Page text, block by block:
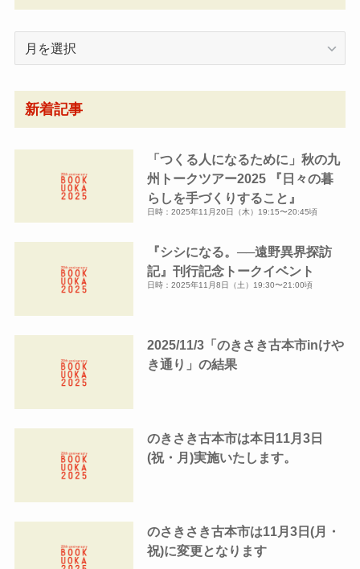
ー
カ
新着記事
「つくる人になるために」秋の九
州トークツアー2025 『日々の暮
らしを手づくりすること』
日時：2025年11月20日（木）19:15〜20:45頃
『シシになる。──遠野異界探訪
記』刊行記念トークイベント
日時：2025年11月8日（土）19:30〜21:00頃
2025/11/3「のきさき古本市inけや
き通り」の結果
のきさき古本市は本日11月3日
(祝・月)実施いたします。
のさきさき古本市は11月3日(月・
祝)に変更となります